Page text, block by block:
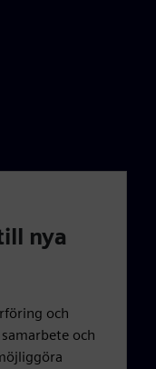
nya
och
och